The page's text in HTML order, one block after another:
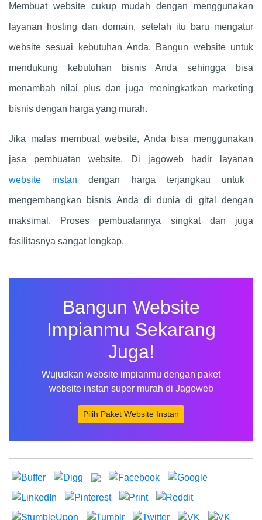
Membuat website cukup mudah dengan menggunakan
layanan hosting dan domain, setelah itu baru mengatur
website sesuai kebutuhan Anda. Bangun website untuk
mendukung kebutuhan bisnis Anda sehingga bisa
menambah nilai plus dan juga meningkatkan marketing
bisnis dengan harga yang murah.
Jika malas membuat website, Anda bisa menggunakan
jasa pembuatan website. Di jagoweb hadir layanan
website instan dengan harga terjangkau untuk
mengembangkan bisnis Anda di dunia di gital dengan
maksimal. Proses pembuatannya singkat dan juga
fasilitasnya sangat lengkap.
Bangun Website
Impianmu Sekarang
Juga!
Wujudkan website impianmu dengan paket
website instan super murah di Jagoweb
Pilih Paket Website Instan